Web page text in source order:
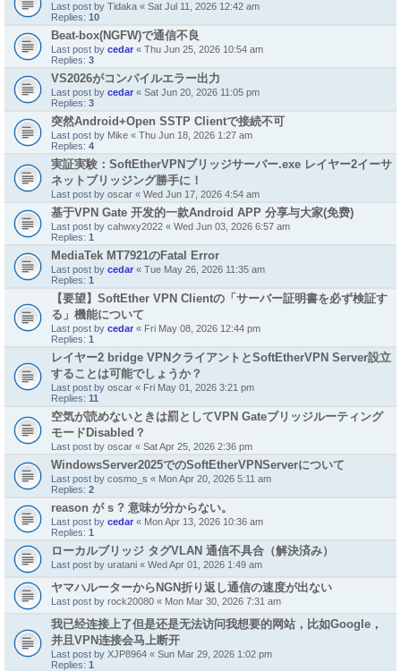
Last post by Tidaka « Sat Jul 11, 2026 12:42 am
Replies: 10
Beat-box(NGFW)で通信不良
Last post by cedar « Thu Jun 25, 2026 10:54 am
Replies: 3
VS2026がコンパイルエラー出力
Last post by cedar « Sat Jun 20, 2026 11:05 pm
Replies: 3
突然Android+Open SSTP Clientで接続不可
Last post by Mike « Thu Jun 18, 2026 1:27 am
Replies: 4
実証実験：SoftEtherVPNブリッジサーバー.exe レイヤー2イーサ
ネットブリッジング勝手に！
Last post by oscar « Wed Jun 17, 2026 4:54 am
基于VPN Gate 开发的一款Android APP 分享与大家(免费)
Last post by cahwxy2022 « Wed Jun 03, 2026 6:57 am
Replies: 1
MediaTek MT7921のFatal Error
Last post by cedar « Tue May 26, 2026 11:35 am
Replies: 1
【要望】SoftEther VPN Clientの「サーバー証明書を必ず検証す
る」機能について
Last post by cedar « Fri May 08, 2026 12:44 pm
Replies: 1
レイヤー2 bridge VPNクライアントとSoftEtherVPN Server設立
することは可能でしょうか？
Last post by oscar « Fri May 01, 2026 3:21 pm
Replies: 11
空気が読めないときは罰としてVPN Gateブリッジルーティング
モードDisabled？
Last post by oscar « Sat Apr 25, 2026 2:36 pm
WindowsServer2025でのSoftEtherVPNServerについて
Last post by cosmo_s « Mon Apr 20, 2026 5:11 am
Replies: 2
reason が s ? 意味が分からない。
Last post by cedar « Mon Apr 13, 2026 10:36 am
Replies: 1
ローカルブリッジ タグVLAN 通信不具合（解決済み）
Last post by uratani « Wed Apr 01, 2026 1:49 am
ヤマハルーターからNGN折り返し通信の速度が出ない
Last post by rock20080 « Mon Mar 30, 2026 7:31 am
我已经连接上了但是还是无法访问我想要的网站，比如Google，
并且VPN连接会马上断开
Last post by XJP8964 « Sun Mar 29, 2026 1:02 pm
Replies: 1